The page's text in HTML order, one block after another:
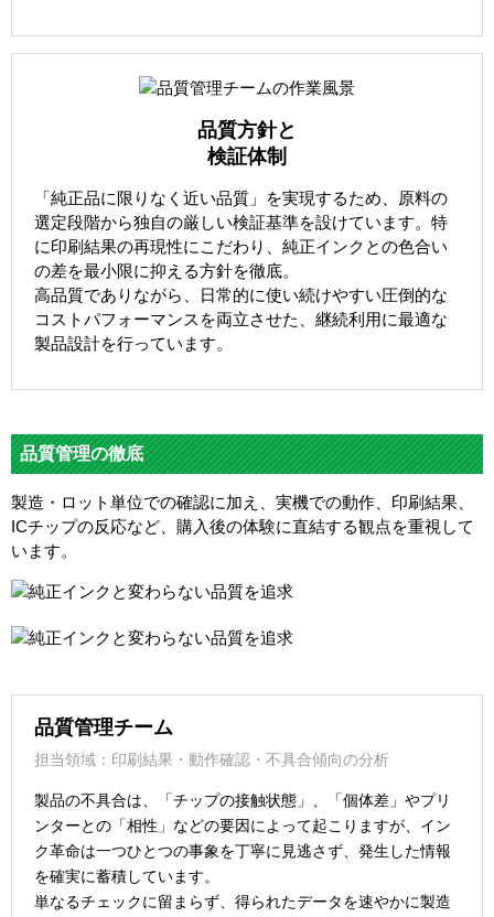
品質方針と
検証体制
「純正品に限りなく近い品質」を実現するため、原料の
選定段階から独自の厳しい検証基準を設けています。特
に印刷結果の再現性にこだわり、純正インクとの色合い
の差を最小限に抑える方針を徹底。
高品質でありながら、日常的に使い続けやすい圧倒的な
コストパフォーマンスを両立させた、継続利用に最適な
製品設計を行っています。
品質管理の徹底
製造・ロット単位での確認に加え、実機での動作、印刷結果、
ICチップの反応など、購入後の体験に直結する観点を重視して
います。
品質管理チーム
担当領域：印刷結果・動作確認・不具合傾向の分析
製品の不具合は、「チップの接触状態」、「個体差」やプリ
ンターとの「相性」などの要因によって起こりますが、イン
ク革命は一つひとつの事象を丁寧に見逃さず、発生した情報
を確実に蓄積しています。
単なるチェックに留まらず、得られたデータを速やかに製造